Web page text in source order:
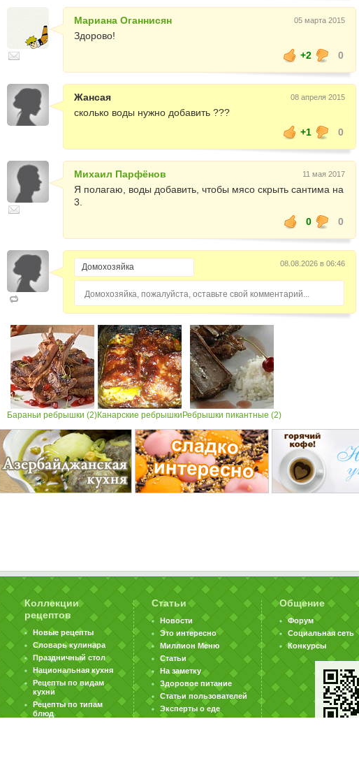
Мариана Оганнисян 05 марта 2015
Здорово!
+2
0
Жансая 08 апреля 2015
сколько воды нужно добавить ???
+1
0
Михаил Парфёнов 11 мая 2017
Я полагаю, воды добавить, чтобы мясо скрыть сантима на
3.
0
0
08.08.2026 в 06:46
Домохозяйка, пожалуйста, оставьте свой комментарий...
Бараньи ребрышки (2)Канарские ребрышкиРебрышки пикантные (2)
Коллекции
рецептов
Новые рецепты
Словарь кулинара
Праздничный стол
Национальная кухня
Рецепты по видам
кухни
Рецепты по типам
блюд
Статьи
Новости
Это интересно
Миллион Меню
Статьи
На заметку
Здоровое питание
Статьи пользователей
Эксперты о еде
Общение
Форум
Социальная сеть
Конкурсы